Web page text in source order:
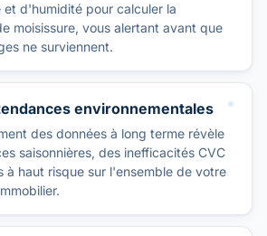
et d'humidité pour calculer la
moisissure, vous alertant avant que
ne surviennent.
environnementales
des données à long terme révèle
saisonnières, des inefficacités CVC
à haut risque sur l'ensemble de votre